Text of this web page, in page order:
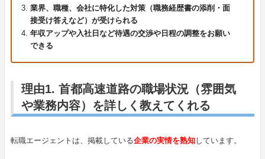
業界、職種、会社に特化した対策（職務経歴書の添削・面
接受け答えなど）が受けられる
年収アップや入社日など待遇の交渉や日程の調整をお願い
できる
理由1. 首都高速道路の職場状況（雰囲気
や業務内容）を詳しく教えてくれる
転職エージェントは、掲載している企業の実情を熟知しています。